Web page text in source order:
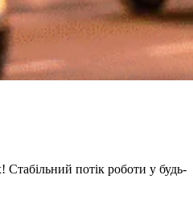
Стабільний потік роботи у будь-